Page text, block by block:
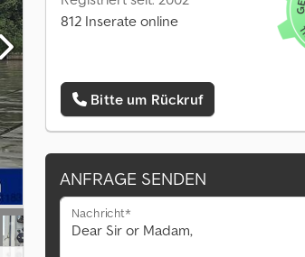
812 Inserate online
Bitte um Rückruf
ANFRAGE SENDEN
Nachricht*